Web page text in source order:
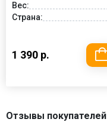
Вес:
Страна:
1 390 р.
Отзывы покупателей